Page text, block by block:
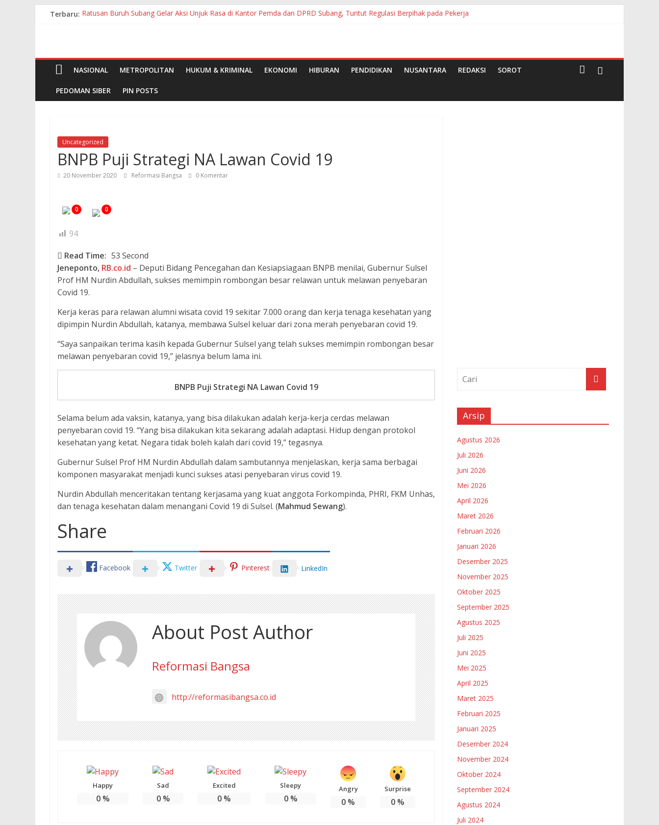
Terbaru: Ratusan Buruh Subang Gelar Aksi Unjuk Rasa di Kantor Pemda dan DPRD Subang, Tuntut Regulasi Berpihak pada Pekerja
Perum BULOG Subang Siapkan Penyaluran Bantuan Pangan Tahap II Bulan Juli, Agustus dan September 2026
NASIONAL
METROPOLITAN HUKUM & KRIMINAL EKONOMI HIBURAN PENDIDIKAN NUSANTARA REDAKSI SOROT
PEDOMAN SIBER PIN POSTS
Uncategorized
BNPB Puji Strategi NA Lawan Covid 19
20 November 2020 Reformasi Bangsa 0 Komentar
0 0
94
Read Time: 53 Second
Jeneponto, RB.co.id – Deputi Bidang Pencegahan dan Kesiapsiagaan BNPB menilai, Gubernur Sulsel
Prof HM Nurdin Abdullah, sukses memimpin rombongan besar relawan untuk melawan penyebaran
Covid 19.
Kerja keras para relawan alumni wisata covid 19 sekitar 7.000 orang dan kerja tenaga kesehatan yang
dipimpin Nurdin Abdullah, katanya, membawa Sulsel keluar dari zona merah penyebaran covid 19.
“Saya sanpaikan terima kasih kepada Gubernur Sulsel yang telah sukses memimpin rombongan besar
melawan penyebaran covid 19,” jelasnya belum lama ini.
BNPB Puji Strategi NA Lawan Covid 19
Selama belum ada vaksin, katanya, yang bisa dilakukan adalah kerja-kerja cerdas melawan
penyebaran covid 19. “Yang bisa dilakukan kita sekarang adalah adaptasi. Hidup dengan protokol
kesehatan yang ketat. Negara tidak boleh kalah dari covid 19,” tegasnya.
Gubernur Sulsel Prof HM Nurdin Abdullah dalam sambutannya menjelaskan, kerja sama berbagai
komponen masyarakat menjadi kunci sukses atasi penyebaran virus covid 19.
Nurdin Abdullah menceritakan tentang kerjasama yang kuat anggota Forkompinda, PHRI, FKM Unhas,
dan tenaga kesehatan dalam menangani Covid 19 di Sulsel. (Mahmud Sewang).
Share
Facebook Twitter Pinterest LinkedIn
About Post Author
Reformasi Bangsa
http://reformasibangsa.co.id
Happy
0%
Sad
0%
Excited
0 %
Sleepy
0%
Angry
0 %
Surprise
0 %
Arsip
Agustus 2026
Juli 2026
Juni 2026
Mei 2026
April 2026
Maret 2026
Februari 2026
Januari 2026
Desember 2025
November 2025
Oktober 2025
September 2025
Agustus 2025
Juli 2025
Juni 2025
Mei 2025
April 2025
Maret 2025
Februari 2025
Januari 2025
Desember 2024
November 2024
Oktober 2024
September 2024
Agustus 2024
Juli 2024